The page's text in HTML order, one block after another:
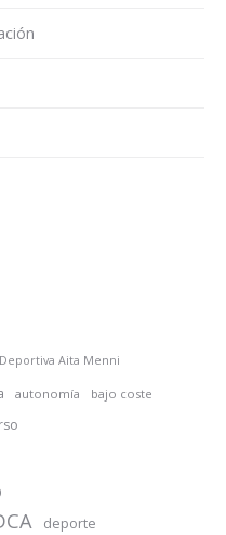
Aita Menni
autonomía bajo coste
deporte